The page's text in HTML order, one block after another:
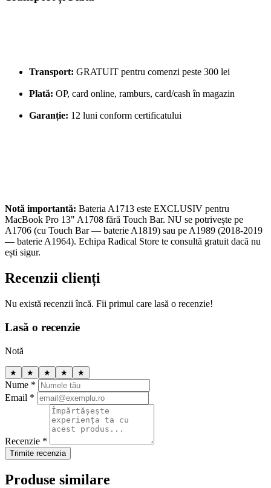
Transport: GRATUIT pentru comenzi peste 300 lei
Plată: OP, card online, ramburs, card/cash în magazin
Garanție: 12 luni conform certificatului
Notă importantă: Bateria A1713 este EXCLUSIV pentru
MacBook Pro 13" A1708 fără Touch Bar. NU se potrivește pe
A1706 (cu Touch Bar — baterie A1819) sau pe A1989 (2018-2019
— baterie A1964). Echipa Radical Store te consultă gratuit dacă nu
ești sigur.
Recenzii clienți
Nu există recenzii încă. Fii primul care lasă o recenzie!
Lasă o recenzie
Notă
★ ★ ★ ★ ★
Nume *
Email *
Recenzie *
Trimite recenzia
Produse similare